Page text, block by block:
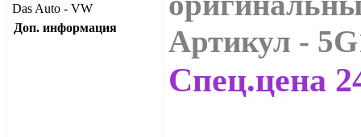
Das Auto - VW
Доп. информация
Артикул -
Спец.цена